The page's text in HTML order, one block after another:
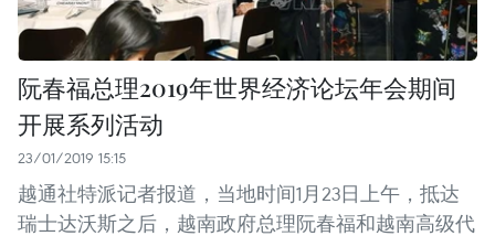
阮春福总理2019年世界经济论坛年会期间
开展系列活动
23/01/2019 15:15
越通社特派记者报道，当地时间1月23日上午，抵达
瑞士达沃斯之后，越南政府总理阮春福和越南高级代